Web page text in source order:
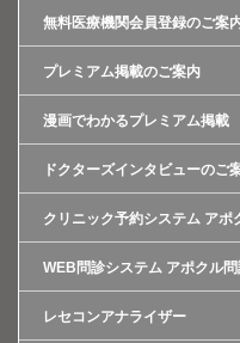
無料医療機関会員登録のご案
プレミアム掲載のご案内
漫画でわかるプレミアム掲載
ドクターズインタビューのご
クリニック予約システム アポ
WEB問診システム アポクル
レセコンアナライザー